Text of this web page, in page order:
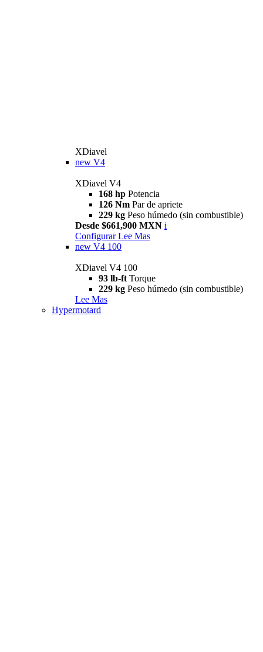
XDiavel
new V4
XDiavel V4
168 hp Potencia
126 Nm Par de apriete
229 kg Peso húmedo (sin combustible)
Desde $661,900 MXN i
Configurar Lee Mas
new V4 100
XDiavel V4 100
93 lb-ft Torque
229 kg Peso húmedo (sin combustible)
Lee Mas
Hypermotard